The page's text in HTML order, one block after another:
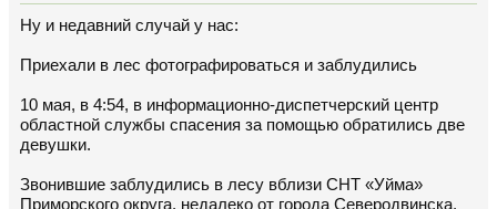
Ну и недавний случай у нас:
Приехали в лес фотографироваться и заблудились
10 мая, в 4:54, в информационно-диспетчерский центр
областной службы спасения за помощью обратились две
девушки.
Звонившие заблудились в лесу вблизи СНТ «Уйма»
Приморского округа, недалеко от города Северодвинска.